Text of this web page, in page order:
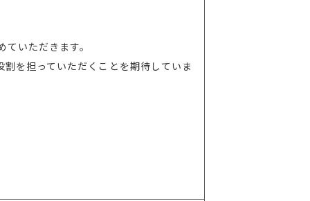
いただきます。
を担っていただくことを期待していま